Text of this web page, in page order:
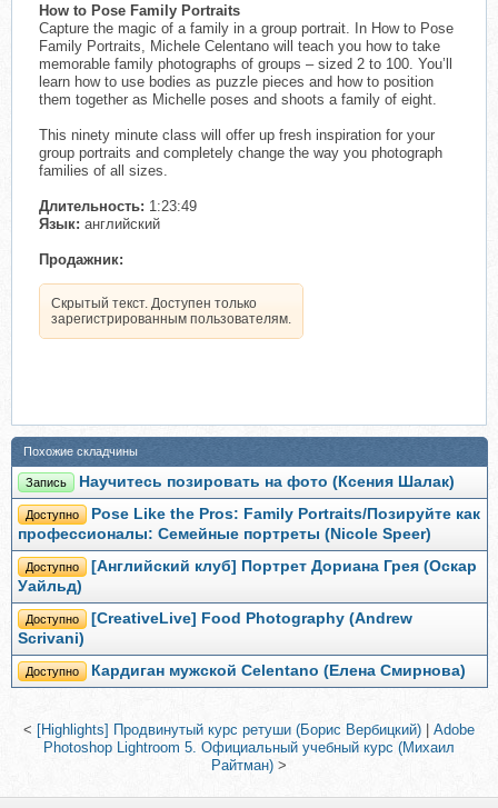
How to Pose Family Portraits
Capture the magic of a family in a group portrait. In How to Pose
Family Portraits, Michele Celentano will teach you how to take
memorable family photographs of groups – sized 2 to 100. You’ll
learn how to use bodies as puzzle pieces and how to position
them together as Michelle poses and shoots a family of eight.
This ninety minute class will offer up fresh inspiration for your
group portraits and completely change the way you photograph
families of all sizes.
Длительность: 1:23:49
Язык: английский
Продажник:
Скрытый текст. Доступен только
зарегистрированным пользователям.
Похожие складчины
Запись Научитесь позировать на фото (Ксения Шалак)
Доступно
Pose Like the Pros: Family Portraits/Позируйте как
профессионалы: Семейные портреты (Nicole Speer)
Доступно
[Английский клуб] Портрет Дориана Грея (Оскар
Уайльд)
Доступно
[CreativeLive] Food Photography (Andrew
Scrivani)
Доступно Кардиган мужской Celentano (Елена Смирнова)
< [Highlights] Продвинутый курс ретуши (Борис Вербицкий) | Adobe
Photoshop Lightroom 5. Официальный учебный курс (Михаил
Райтман) >